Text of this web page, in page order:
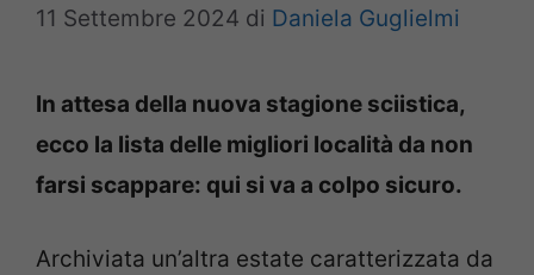
11 Settembre 2024 di Daniela Guglielmi
In attesa della nuova stagione sciistica,
ecco la lista delle migliori località da non
farsi scappare: qui si va a colpo sicuro.
Archiviata un’altra estate caratterizzata da